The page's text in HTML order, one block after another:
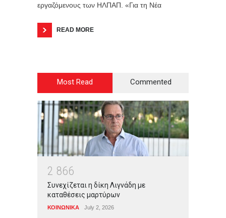
εργαζόμενους των ΗΛΠΑΠ. «Για τη Νέα
READ MORE
Most Read Commented
2 866
Συνεχίζεται η δίκη Λιγνάδη με
καταθέσεις μαρτύρων
ΚΟΙΝΩΝΙΚΑ July 2, 2026